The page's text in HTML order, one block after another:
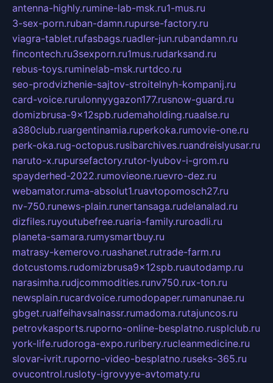
antenna-highly.rumine-lab-msk.ru1-mus.ru
3-sex-porn.ruban-damn.rupurse-factory.ru
viagra-tablet.rufasbags.ruadler-jun.rubandamn.ru
fincontech.ru3sexporn.ru1mus.rudarksand.ru
rebus-toys.ruminelab-msk.rurtdco.ru
seo-prodvizhenie-sajtov-stroitelnyh-kompanij.ru
card-voice.rurulonnyygazon177.rusnow-guard.ru
domizbrusa-9x12spb.rudemaholding.ruaalse.ru
a380club.ruargentinamia.ruperkoka.rumovie-one.ru
perk-oka.rug-octopus.rusibarchives.ruandreislyusar.ru
naruto-x.rupursefactory.rutor-lyubov-i-grom.ru
spayderhed-2022.rumovieone.ruevro-dez.ru
webamator.ruma-absolut1.ruavtopomosch27.ru
nv-750.runews-plain.runertansaga.rudelanalad.ru
dizfiles.ruyoutubefree.ruaria-family.ruroadli.ru
planeta-samara.rumysmartbuy.ru
matrasy-kemerovo.ruashanet.rutrade-farm.ru
dotcustoms.rudomizbrusa9x12spb.ruautodamp.ru
narasimha.rudjcommodities.runv750.rux-ton.ru
newsplain.rucardvoice.rumodopaper.rumanunae.ru
gbget.rualfeihavsalnassr.rumadoma.rutajuncos.ru
petrovkasports.ruporno-online-besplatno.rusplclub.ru
york-life.rudoroga-expo.ruribery.rucleanmedicine.ru
slovar-ivrit.ruporno-video-besplatno.ruseks-365.ru
ovucontrol.rusloty-igrovyye-avtomaty.ru